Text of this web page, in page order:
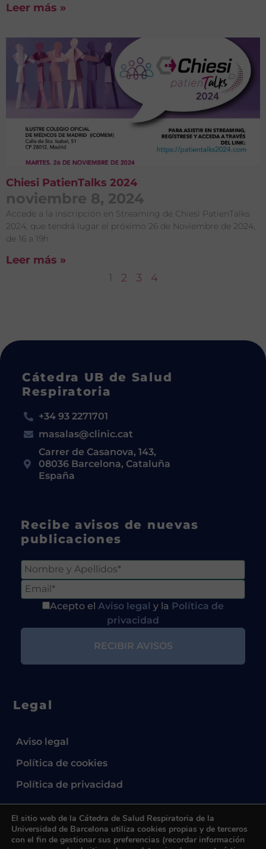
Leer más »
Chiesi PatienTalks 2024
noviembre 8, 2024
Accede a la inscripción en Streaming de Chiesi PatienTalks
2024, que tendrá lugar el próximo 26 de Noviembre de 2024,
de 16 a 19h
Leer más »
1
2 3 4
Cátedra UB de Salud
Respiratoria
+34 93 2271701
masalas@clinic.cat
Carrer de Casanova, 143,
08036 Barcelona, Cataluña
España
Recibe avisos de nuevas
publicaciones
Acepto el Aviso legal y la Política de
privacidad
Legal
Aviso legal
Política de cookies
Política de privacidad
El sitio web de la Cátedra de Salud Respiratoria de la
Universidad de Barcelona utiliza cookies propias y de terceros
con el fin de gestionar sus preferencias (recordar información